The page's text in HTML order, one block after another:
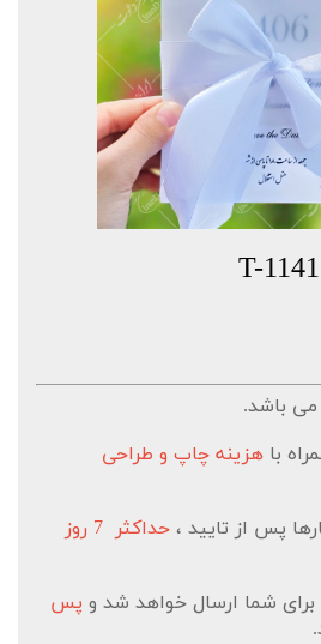
می باشد.
با هزینه چاپ و طراحی
پس از تایید ،
حداکثر 7 روز
برای شما ارسال خواهد شد و پس